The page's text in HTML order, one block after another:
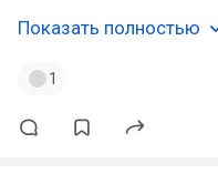
Показать полностью
1